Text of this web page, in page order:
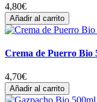
4,80€
Añadir al carrito
Crema de Puerro Bio
4,70€
Añadir al carrito